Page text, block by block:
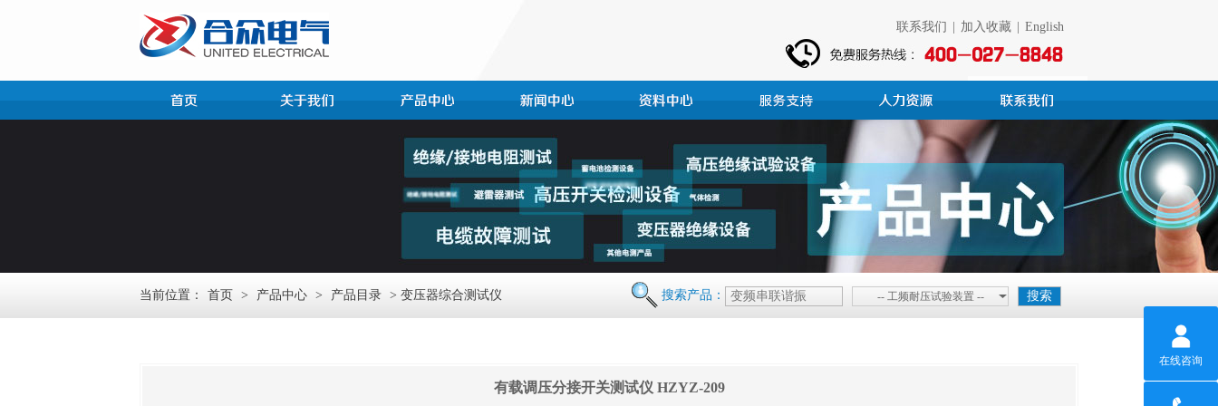
联系我们 加入收藏 English
当前位置： 首页 > 产品中心 > 产品目录 > 变压器综合测试仪 搜索产品： -- 工频耐压试验装置 --
有载调压分接开关测试仪 HZYZ-209
在线咨询